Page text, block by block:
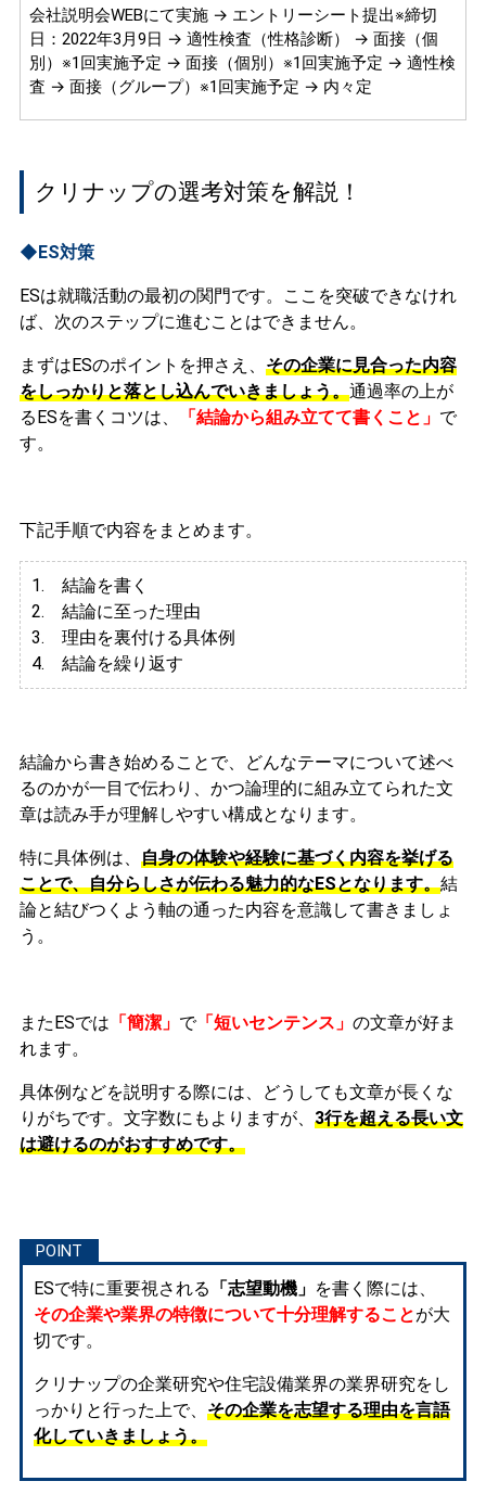
会社説明会WEBにて実施 → エントリーシート提出※締切
日：2022年3月9日 → 適性検査（性格診断） → 面接（個
別）※1回実施予定 → 面接（個別）※1回実施予定 → 適性検
査 → 面接（グループ）※1回実施予定 → 内々定
クリナップの選考対策を解説！
◆ES対策
ESは就職活動の最初の関門です。ここを突破できなけれ
ば、次のステップに進むことはできません。
まずはESのポイントを押さえ、 その企業に見合った内容
をしっかりと落とし込んでいきましょう。通過率の上が
るESを書くコツは、
「結論から組み立てて書くこと」 で
す。
下記手順で内容をまとめます。
1. 結論を書く
2. 結論に至った理由
3. 理由を裏付ける具体例
4. 結論を繰り返す
結論から書き始めることで、どんなテーマについて述べ
るのかが一目で伝わり、かつ論理的に組み立てられた文
章は読み手が理解しやすい構成となります。
特に具体例は、 自身の体験や経験に基づく内容を挙げる
ことで、自分らしさが伝わる魅力的なESとなります。結
論と結びつくよう軸の通った内容を意識して書きましょ
う。
またESでは 「簡潔」 で「短いセンテンス」 の文章が好ま
れます。
具体例などを説明する際には、どうしても文章が長くな
りがちです。文字数にもよりますが、 3行を超える長い文
は避けるのがおすすめです。
ESで特に重要視される 「志望動機」 を書く際には、
その企業や業界の特徴について十分理解することが大
切です。
クリナップの企業研究や住宅設備業界の業界研究をし
っかりと行った上で、 その企業を志望する理由を言語
化していきましょう。